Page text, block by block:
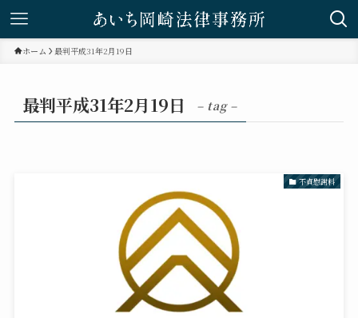
ホーム 最判平成31年2月19日
最判平成31年2月19日 – tag –
不貞慰謝料